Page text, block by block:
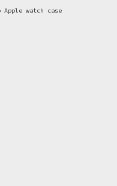
watch case